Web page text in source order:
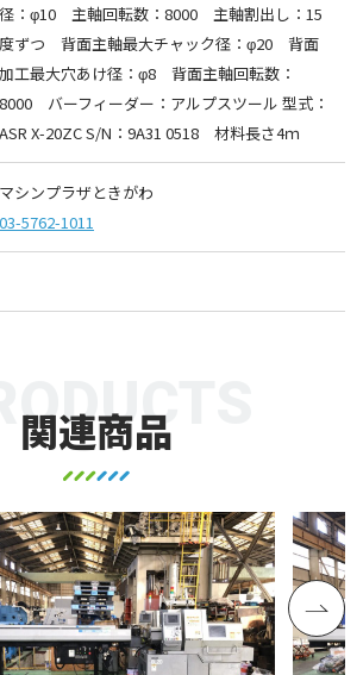
径：φ10 主軸回転数：8000 主軸割出し：15
度ずつ 背面主軸最大チャック径：φ20 背面
加工最大穴あけ径：φ8 背面主軸回転数：
8000 バーフィーダー：アルプスツール 型式：
ASR X-20ZC S/N：9A31 0518 材料長さ4ｍ
マシンプラザときがわ
03-5762-1011
関連商品